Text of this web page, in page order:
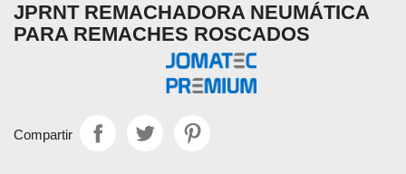
JPRNT REMACHADORA NEUMÁTICA
PARA REMACHES ROSCADOS
Compartir